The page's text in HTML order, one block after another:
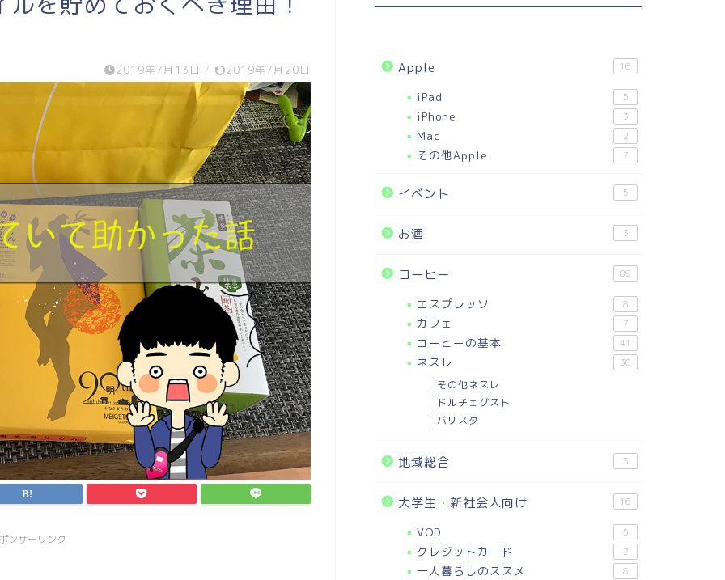
2019年7月13日 / 2019年7月20日
ンサーリンク
Apple 16
iPad 5
iPhone 3
Mac 2
その他Apple 7
イベント 5
お酒 3
コーヒー 89
エスプレッソ 8
カフェ 7
コーヒーの基本 41
ネスレ 30
その他ネスレ
ドルチェグスト
バリスタ
地域総合 3
大学生・新社会人向け 16
VOD 5
クレジットカード 2
一人暮らしのススメ 8